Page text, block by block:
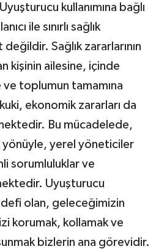
kullanımına bağlı
ile sınırlı sağlık
Sağlık zararlarının
kişinin ailesine, içinde
toplumun tamamına
ekonomik zararları da
Bu mücadelede,
yönüyle, yerel yöneticiler
sorumluluklar ve
Uyuşturucu
olan, geleceğimizin
korumak, kollamak ve
bizlerin ana görevidir.